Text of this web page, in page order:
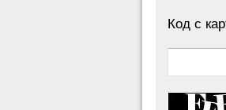
Код с